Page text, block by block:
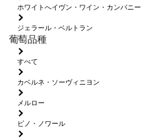
ホワイトへイヴン・ワイン・カンパニー
ジェラール・ベルトラン
葡萄品種
すべて
カベルネ・ソーヴィニヨン
メルロー
ピノ・ノワール